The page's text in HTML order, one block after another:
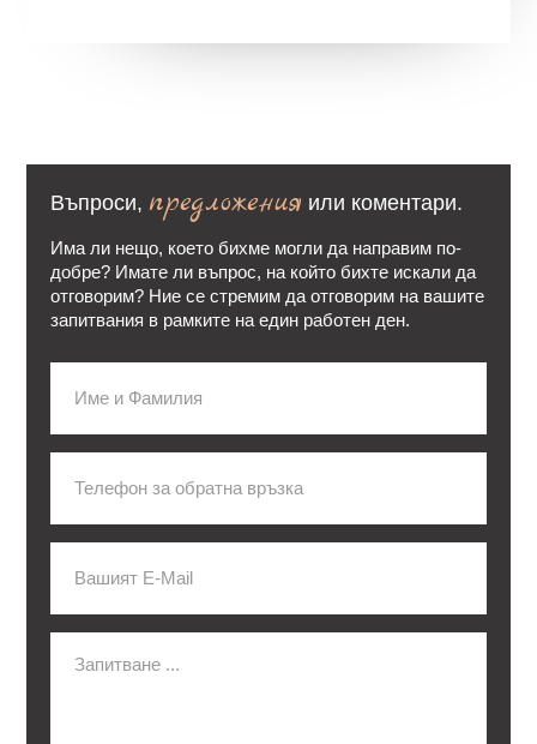
Въпроси, предложения или коментари.
Има ли нещо, което бихме могли да направим по-
добре? Имате ли въпрос, на който бихте искали да
отговорим? Ние се стремим да отговорим на вашите
запитвания в рамките на един работен ден.